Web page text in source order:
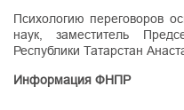
Психологию переговоров
наук, заместитель
Республики Татарстан
Информация ФНПР